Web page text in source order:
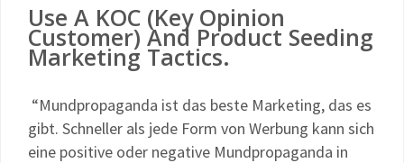
Use A KOC (Key Opinion
Customer) And Product Seeding
Marketing Tactics.
“Mundpropaganda ist das beste Marketing, das es
gibt. Schneller als jede Form von Werbung kann sich
eine positive oder negative Mundpropaganda in